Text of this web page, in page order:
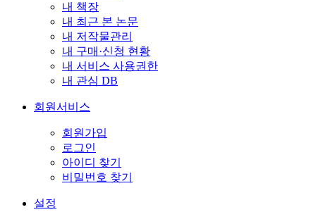
내 책장
내 최근 본 논문
내 저작물관리
내 구매·신청 현황
내 서비스 사용권한
내 관심 DB
회원서비스
회원가입
로그인
아이디 찾기
비밀번호 찾기
설정